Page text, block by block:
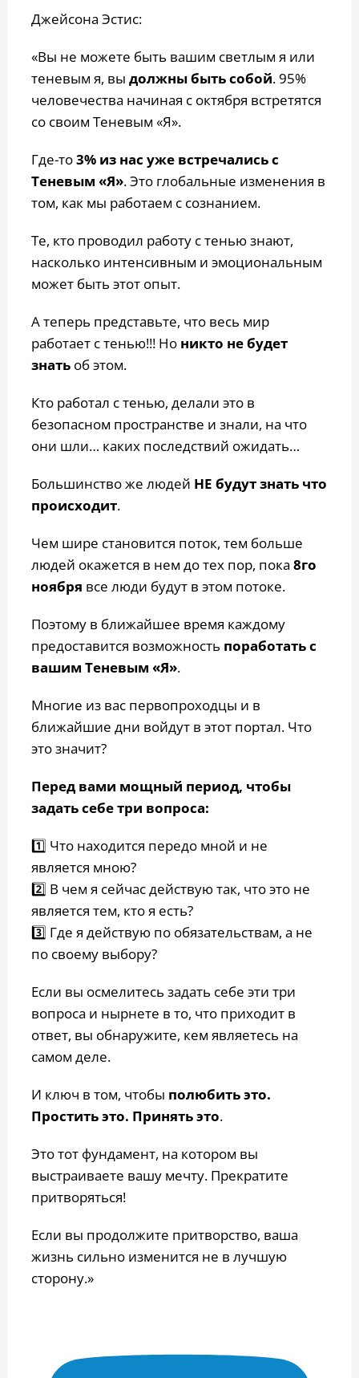
Джейсона Эстис:
«Вы не можете быть вашим светлым я или
теневым я, вы должны быть собой. 95%
человечества начиная с октября встретятся
со своим Теневым «Я».
Где-то3% из нас уже встречались с
Теневым «Я». Это глобальные изменения в
том, как мы работаем с сознанием.
Те, кто проводил работу с тенью знают,
насколько интенсивным и эмоциональным
может быть этот опыт.
А теперь представьте, что весь мир
работает с тенью!!! Но никто не будет
знатьоб этом.
Кто работал с тенью, делали это в
безопасном пространстве и знали, на что
они шли… каких последствий ожидать…
Большинство же людей НЕ будут знать что
происходит.
Чем шире становится поток, тем больше
людей окажется в нем до тех пор, пока 8го
ноября все люди будут в этом потоке.
Поэтому в ближайшее время каждому
предоставится возможность поработать с
вашим Теневым «Я».⠀
Многие из вас первопроходцы и в
ближайшие дни войдут в этот портал. Что
это значит?⠀
Перед вами мощный период, чтобы
задать себе три вопроса:⠀
1️⃣ Что находится передо мной и не
является мною?
2️⃣ В чем я сейчас действую так, что это не
является тем, кто я есть?
3️⃣ Где я действую по обязательствам, а не
по своему выбору?
Если вы осмелитесь задать себе эти три
вопроса и нырнете в то, что приходит в
ответ, вы обнаружите, кем являетесь на
самом деле.
И ключ в том, чтобы полюбить это.
Простить это. Принять это.
Это тот фундамент, на котором вы
выстраиваете вашу мечту. Прекратите
притворяться!
Если вы продолжите притворство, ваша
жизнь сильно изменится не в лучшую
сторону.»